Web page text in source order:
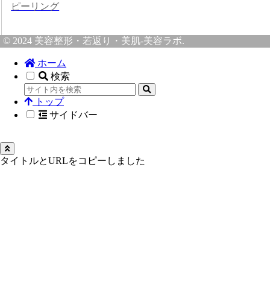
ピーリング
© 2024 美容整形・若返り・美肌-美容ラボ.
ホーム
検索
トップ
サイドバー
タイトルとURLをコピーしました